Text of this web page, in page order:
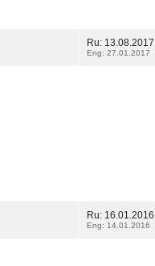
Ru: 13.08.2017
Eng: 27.01.2017
Ru: 16.01.2016
Eng: 14.01.2016